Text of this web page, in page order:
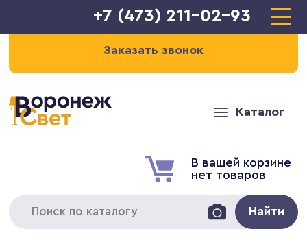
+7 (473) 211-02-93
Заказать звонок
Каталог
В вашей корзине
нет товаров
Найти